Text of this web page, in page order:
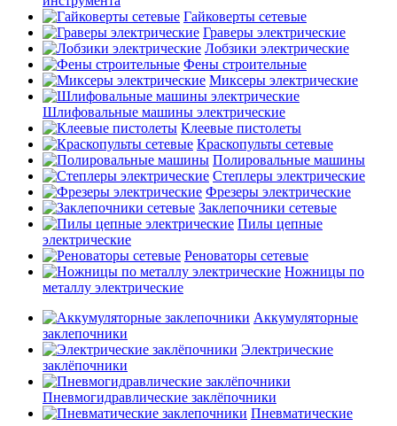
Гайковерты сетевые
Граверы электрические
Лобзики электрические
Фены строительные
Миксеры электрические
Шлифовальные машины электрические
Клеевые пистолеты
Краскопульты сетевые
Полировальные машины
Степлеры электрические
Фрезеры электрические
Заклепочники сетевые
Пилы цепные
электрические
Реноваторы сетевые
Ножницы по
металлу электрические
Аккумуляторные
заклепочники
Электрические
заклёпочники
Пневмогидравлические заклёпочники
Пневматические